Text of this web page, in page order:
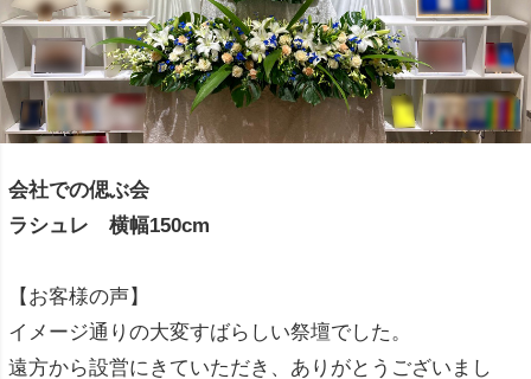
会社での偲ぶ会
ラシュレ 横幅150cm
【お客様の声】
イメージ通りの大変すばらしい祭壇でした。
遠方から設営にきていただき、ありがとうございまし